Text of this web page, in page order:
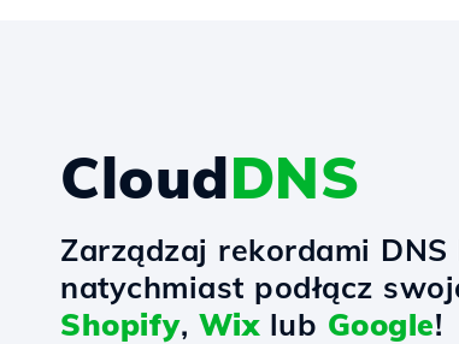
CloudDNS
Zarządzaj rekordami
natychmiast podłącz
Shopify, Wixlub Google!